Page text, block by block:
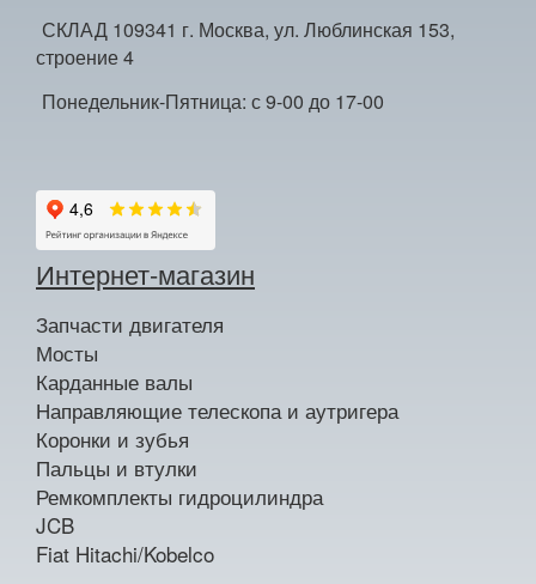
СКЛАД 109341 г. Москва, ул. Люблинская 153,
строение 4
Понедельник-Пятница: с 9-00 до 17-00
Интернет-магазин
Запчасти двигателя
Мосты
Карданные валы
Направляющие телескопа и аутригера
Коронки и зубья
Пальцы и втулки
Ремкомплекты гидроцилиндра
JCB
Fiat Hitachi/Kobelco